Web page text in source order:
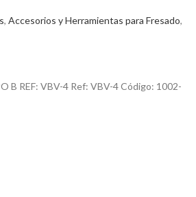
, Accesorios y Herramientas para Fresado,
B REF: VBV-4 Ref: VBV-4 Código: 1002-